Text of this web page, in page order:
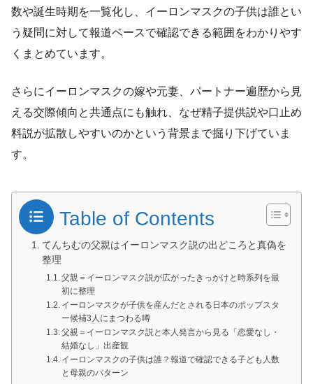
数や誕生時期を一覧化し、イーロンマスクの子供は誰とい
う疑問に対して報道ベースで確認できる範囲をわかりやす
くまとめています。
さらにイーロンマスクの嫁や元妻、パートナー遍歴から見
える交際傾向と共通点にも触れ、なぜ精子提供説や口止め
料説が拡散しやすいのかという背景まで掘り下げていま
す。
Table of Contents
てんちむの父親はイーロンマスク説の出どころと真偽を
整理
父親＝イーロンマスク説が広がったきっかけと時系列を最
初に整理
イーロンマスクが子供を産んだとされる日本のポップスタ
ー候補3人にまつわる噂
父親＝イーロンマスク説と本人発言から見る「恋愛なし・
結婚なし」出産観
イーロンマスクの子供は誰？報道で確認できる子ども人数
と母親のパターン